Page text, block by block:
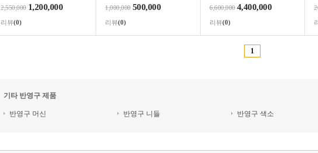
2,550,000 1,200,000
리뷰(0)
1,000,000 500,000
리뷰(0)
6,600,000 4,400,000
리뷰(0)
1
기타 반영구 제품
반영구 머신 반영구 니들 반영구 색소